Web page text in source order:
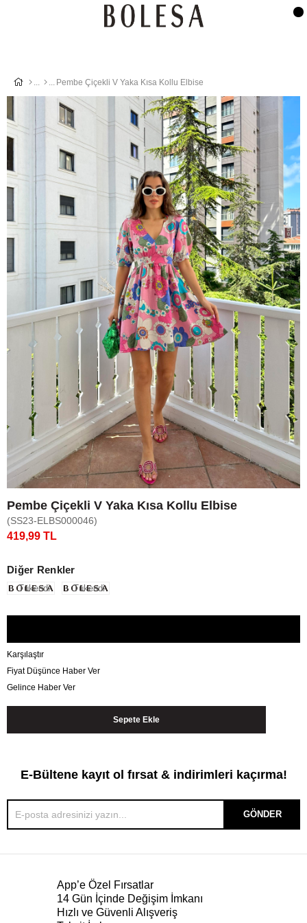
Pembe Çiçekli V Yaka Kısa Kollu Elbise
Pembe Çiçekli V Yaka Kısa Kollu Elbise
(SS23-ELBS000046)
419,99 TL
Diğer Renkler
Tükendi Tükendi
Karşılaştır
Fiyat Düşünce Haber Ver
Gelince Haber Ver
E-Bültene kayıt ol fırsat & indirimleri kaçırma!
GÖNDER
App’e Özel Fırsatlar
14 Gün İçinde Değişim İmkanı
Hızlı ve Güvenli Alışveriş